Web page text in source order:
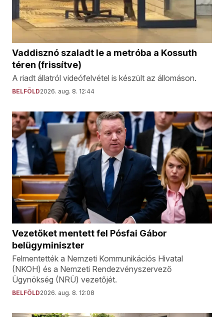
Vaddisznó szaladt le a metróba a Kossuth
téren (frissítve)
A riadt állatról videófelvétel is készült az állomáson.
BELFÖLD2026. aug. 8. 12:44
Vezetőket mentett fel Pósfai Gábor
belügyminiszter
Felmentették a Nemzeti Kommunikációs Hivatal
(NKOH) és a Nemzeti Rendezvényszervező
Ügynökség (NRÜ) vezetőjét.
BELFÖLD2026. aug. 8. 12:08